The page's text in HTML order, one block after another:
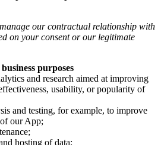
our contractual relationship with
on your consent or our legitimate
purposes
and research aimed at improving
usability, or popularity of
and testing, for example, to improve
our App;
hosting of data;